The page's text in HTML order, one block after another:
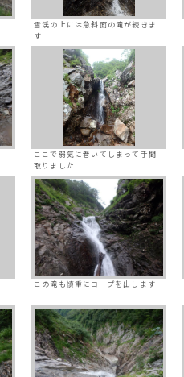
雪渓の上には急斜面の滝が続きま
す
ここで弱気に巻いてしまって手間
取りました
この滝も慎重にロープを出します